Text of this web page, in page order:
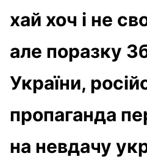
хай хоч і не
але поразку
України,
пропаганда
на невдачу